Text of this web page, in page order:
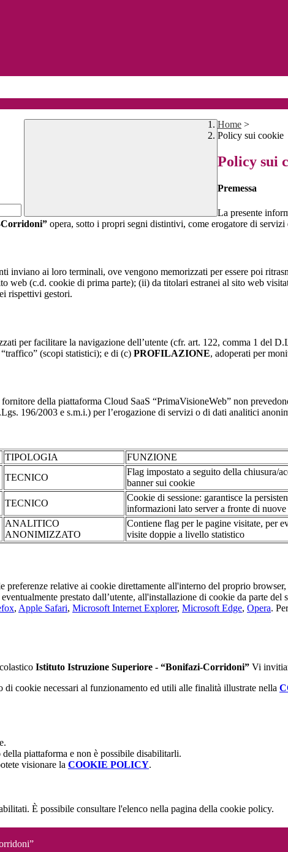
Home >
Policy sui cookie
Policy sui
Premessa
La presente
Corridoni” opera, sotto i propri segni distintivi, come erogatore di
ai loro terminali, ove vengono memorizzati per essere poi
web (c.d. cookie di prima parte); (ii) da titolari estranei al sito web
rispettivi gestori.
per facilitare la navigazione dell’utente (cfr. art. 122, comma 1 del
(scopi statistici); e di (c) PROFILAZIONE, adoperati per
della piattaforma Cloud SaaS “PrimaVisioneWeb” non
196/2003 e s.m.i.) per l’erogazione di servizi o di dati analitici
TIPOLOGIA FUNZIONE
TECNICO
Flag impostato a seguito della chiusura/
banner sui cookie
TECNICO
Cookie di sessione: garantisce la
informazioni lato server a fronte di
ANALITICO
ANONIMIZZATO
Contiene flag per le pagine visitate, per
visite doppie a livello statistico
preferenze relative ai cookie direttamente all'interno del proprio
prestato dall’utente, all'installazione di cookie da parte
, Apple Safari, Microsoft Internet Explorer, Microsoft Edge, Opera.
Istituto Istruzione Superiore - “Bonifazi-Corridoni” Vi
cookie necessari al funzionamento ed utili alle finalità illustrate nella
piattaforma e non è possibile disabilitarli.
visionare la COOKIE POLICY.
È possibile consultare l'elenco nella pagina della cookie policy.